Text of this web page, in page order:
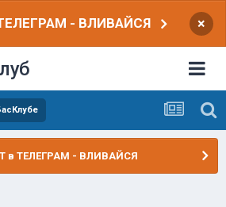
- ВЛИВАЙСЯ ×
в ТЕЛЕГРАМ - ВЛИВАЙСЯ